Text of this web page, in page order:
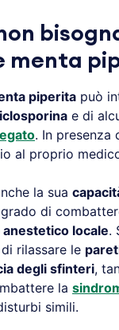
menta
piperita può
e di
. In presenza
al proprio
la sua
di
anestetico locale.
rilassare le
degli sfinteri,
la
simili.